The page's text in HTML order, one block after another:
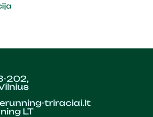
202,
triraciai.lt
LT